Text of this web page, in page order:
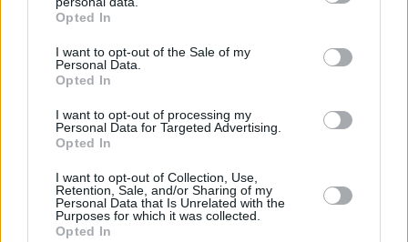
grant or deny consent to Google and its third-party tags to
use your data for below specified purposes in below Google
consent section.
Opted In
I want to opt-out of the Sale of my
Personal Data.
Opted In
I want to opt-out of processing my
Personal Data for Targeted Advertising.
Opted In
I want to opt-out of Collection, Use,
Retention, Sale, and/or Sharing of my
Personal Data that Is Unrelated with the
Purposes for which it was collected.
Opted In
ΤΑ ΠΙΟ ΔΗΜΟΦΙΛΗ